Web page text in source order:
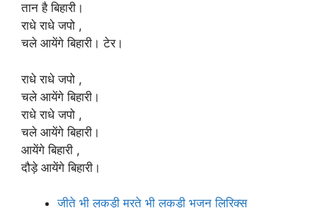
तान है बिहारी।
राधे राधे जपो ,
चले आयेंगे बिहारी। टेर।
राधे राधे जपो ,
चले आयेंगे बिहारी।
राधे राधे जपो ,
चले आयेंगे बिहारी।
आयेंगे बिहारी ,
दौड़े आयेंगे बिहारी।
जीते भी लकड़ी मरते भी लकड़ी भजन लिरिक्स